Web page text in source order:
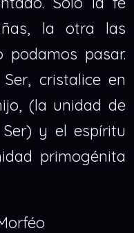
la otra las
pasar.
cristalice en
(la unidad de
y el espíritu
primogénita